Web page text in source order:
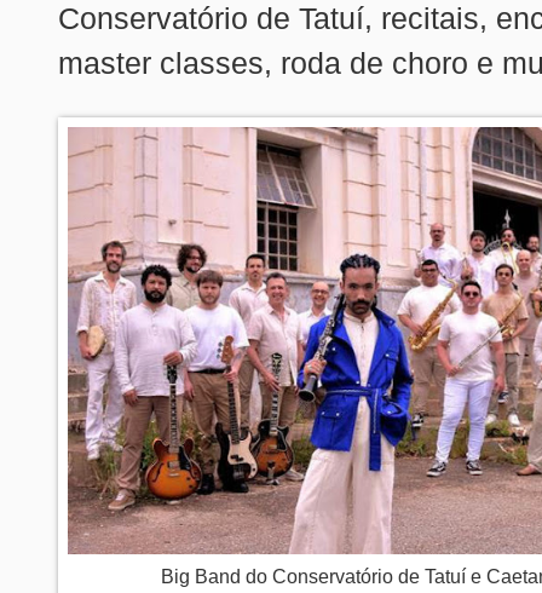
Conservatório de Tatuí, recitais,
master classes, roda de choro e
Big Band do Conservatório de Tatuí e